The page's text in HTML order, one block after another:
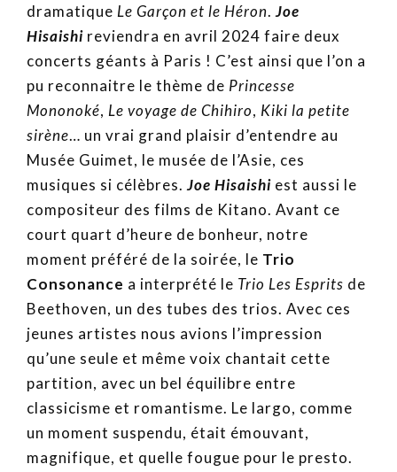
dramatique Le Garçon et le Héron.Joe
Hisaishi reviendra en avril 2024 faire deux
concerts géants à Paris ! C’est ainsi que l’on a
pu reconnaitre le thème de Princesse
Mononoké, Le voyage de Chihiro, Kiki la petite
sirène… un vrai grand plaisir d’entendre au
Musée Guimet, le musée de l’Asie, ces
musiques si célèbres.Joe Hisaishi est aussi le
compositeur des films de Kitano. Avant ce
court quart d’heure de bonheur, notre
moment préféré de la soirée, le Trio
Consonance a interprété le Trio Les Esprits de
Beethoven, un des tubes des trios. Avec ces
jeunes artistes nous avions l’impression
qu’une seule et même voix chantait cette
partition, avec un bel équilibre entre
classicisme et romantisme. Le largo, comme
un moment suspendu, était émouvant,
magnifique, et quelle fougue pour le presto.